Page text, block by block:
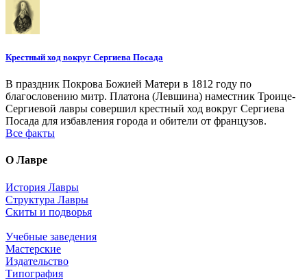
Крестный ход вокруг Сергиева Посада
В праздник Покрова Божией Матери в 1812 году по
благословению митр. Платона (Левшина) наместник Троице-
Сергиевой лавры совершил крестный ход вокруг Сергиева
Посада для избавления города и обители от французов.
Все факты
О Лавре
История Лавры
Структура Лавры
Скиты и подворья
Учебные заведения
Мастерские
Издательство
Типография